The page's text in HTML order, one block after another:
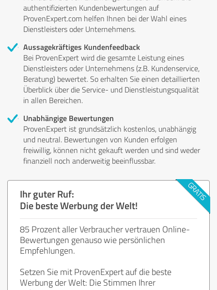
authentifizierten Kundenbewertungen auf
ProvenExpert.com helfen Ihnen bei der Wahl eines
Dienstleisters oder Unternehmens.
Aussagekräftiges Kundenfeedback
Bei ProvenExpert wird die gesamte Leistung eines
Dienstleisters oder Unternehmens (z.B. Kundenservice,
Beratung) bewertet. So erhalten Sie einen detaillierten
Überblick über die Service- und Dienstleistungsqualität
in allen Bereichen.
Unabhängige Bewertungen
ProvenExpert ist grundsätzlich kostenlos, unabhängig
und neutral. Bewertungen von Kunden erfolgen
freiwillig, können nicht gekauft werden und sind weder
finanziell noch anderweitig beeinflussbar.
Ihr guter Ruf:
Die beste Werbung der Welt!
85 Prozent aller Verbraucher vertrauen Online-
Bewertungen genauso wie persönlichen
Empfehlungen.
Setzen Sie mit ProvenExpert auf die beste
Werbung der Welt: Die Stimmen Ihrer